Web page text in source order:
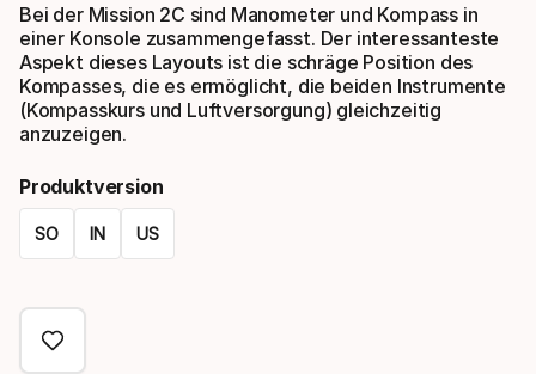
Bei der Mission 2C sind Manometer und Kompass in
einer Konsole zusammengefasst. Der interessanteste
Aspekt dieses Layouts ist die schräge Position des
Kompasses, die es ermöglicht, die beiden Instrumente
(Kompasskurs und Luftversorgung) gleichzeitig
anzuzeigen.
Produktversion
SO IN US
select
option: